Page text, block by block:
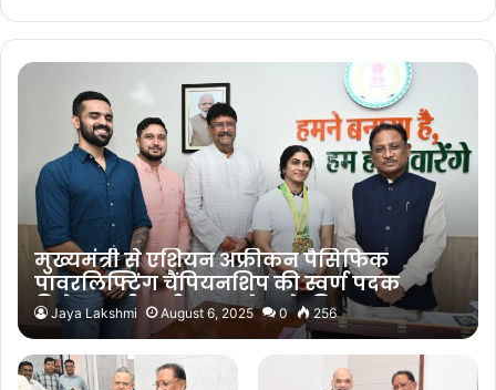
मुख्यमंत्री से एशियन अफ्रीकन पैसिफिक
पावरलिफ्टिंग चैंपियनशिप की स्वर्ण पदक
विजेता सुश्री नमी राय पारेख ने की मुलाकात
Jaya Lakshmi August 6, 2025 0 256